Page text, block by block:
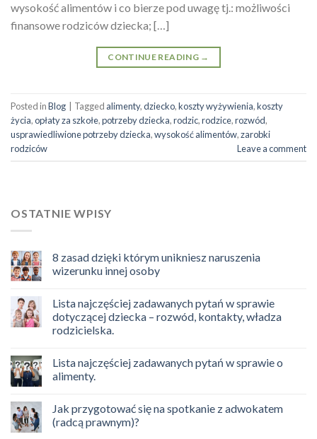
wysokość alimentów i co bierze pod uwagę tj.: możliwości
finansowe rodziców dziecka; […]
CONTINUE READING →
Posted inBlog Tagged alimenty,dziecko,koszty wyżywienia,koszty
życia,opłaty za szkołe,potrzeby dziecka,rodzic,rodzice,rozwód,
usprawiedliwione potrzeby dziecka,wysokość alimentów,zarobki
rodziców
Leave a comment
OSTATNIE WPISY
8 zasad dzięki którym unikniesz naruszenia
wizerunku innej osoby
Lista najczęściej zadawanych pytań w sprawie
dotyczącej dziecka – rozwód, kontakty, władza
rodzicielska.
Lista najczęściej zadawanych pytań w sprawie o
alimenty.
Jak przygotować się na spotkanie z adwokatem
(radcą prawnym)?